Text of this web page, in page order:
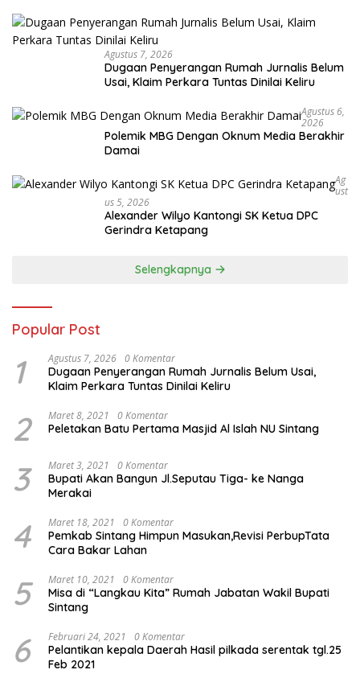
Agustus 7, 2026
Dugaan Penyerangan Rumah Jurnalis Belum
Usai, Klaim Perkara Tuntas Dinilai Keliru
Agustus 6,
2026
Polemik MBG Dengan Oknum Media Berakhir
Damai
Ag
Ust
Us 5, 2026
Alexander Wilyo Kantongi SK Ketua DPC
Gerindra Ketapang
Selengkapnya
Popular Post
1 Agustus 7, 2026 0 Komentar
Dugaan Penyerangan Rumah Jurnalis Belum Usai,
Klaim Perkara Tuntas Dinilai Keliru
2 Maret 8, 2021 0 Komentar
Peletakan Batu Pertama Masjid Al Islah NU Sintang
3 Maret 3, 2021 0 Komentar
Bupati Akan Bangun Jl.Seputau Tiga- ke Nanga
Merakai
4 Maret 18, 2021 0 Komentar
Pemkab Sintang Himpun Masukan,Revisi PerbupTata
Cara Bakar Lahan
5 Maret 10, 2021 0 Komentar
Misa di “Langkau Kita” Rumah Jabatan Wakil Bupati
Sintang
6 Februari 24, 2021 0 Komentar
Pelantikan kepala Daerah Hasil pilkada serentak tgl.25
Feb 2021